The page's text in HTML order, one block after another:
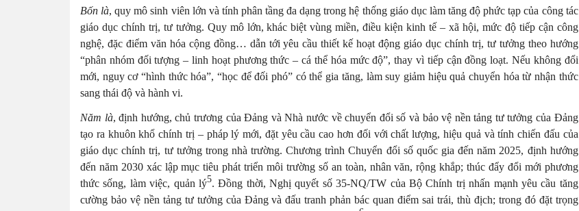
Bốn là, quy mô sinh viên lớn và tính phân tầng đa dạng trong hệ thống giáo dục làm tăng độ phức tạp của công tác
giáo dục chính trị, tư tưởng. Quy mô lớn, khác biệt vùng miền, điều kiện kinh tế – xã hội, mức độ tiếp cận công
nghệ, đặc điểm văn hóa cộng đồng… dẫn tới yêu cầu thiết kế hoạt động giáo dục chính trị, tư tưởng theo hướng
“phân nhóm đối tượng – linh hoạt phương thức – cá thể hóa mức độ”, thay vì tiếp cận đồng loạt. Nếu không đổi
mới, nguy cơ “hình thức hóa”, “học để đối phó” có thể gia tăng, làm suy giảm hiệu quả chuyển hóa từ nhận thức
sang thái độ và hành vi.
Năm là, định hướng, chủ trương của Đảng và Nhà nước về chuyển đổi số và bảo vệ nền tảng tư tưởng của Đảng
tạo ra khuôn khổ chính trị – pháp lý mới, đặt yêu cầu cao hơn đối với chất lượng, hiệu quả và tính chiến đấu của
giáo dục chính trị, tư tưởng trong nhà trường. Chương trình Chuyển đổi số quốc gia đến năm 2025, định hướng
đến năm 2030 xác lập mục tiêu phát triển môi trường số an toàn, nhân văn, rộng khắp; thúc đẩy đổi mới phương
thức sống, làm việc, quản lý5. Đồng thời, Nghị quyết số 35-NQ/TW của Bộ Chính trị nhấn mạnh yêu cầu tăng
cường bảo vệ nền tảng tư tưởng của Đảng và đấu tranh phản bác quan điểm sai trái, thù địch; trong đó đặt trọng